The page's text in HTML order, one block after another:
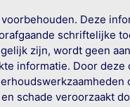
Deze
schriftelijke
zijn, wordt geen
informatie. Door
schade veroorzaakt